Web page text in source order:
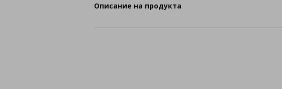
Описание на продукта